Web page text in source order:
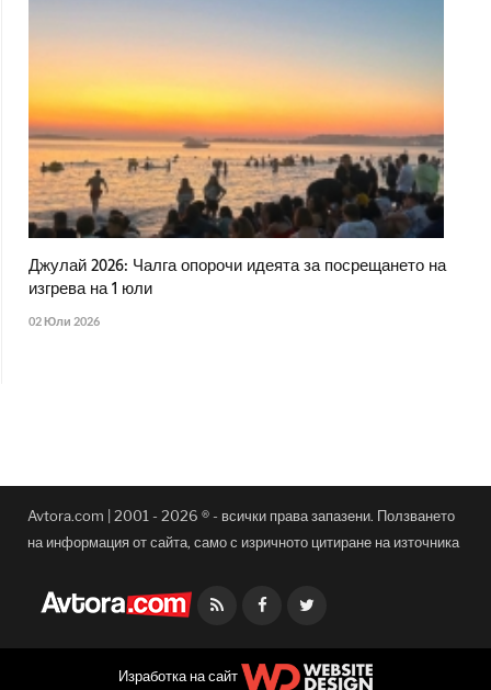
Джулай 2026: Чалга опорочи идеята за посрещането на
изгрева на 1 юли
02 Юли 2026
Avtora.com | 2001 - 2026 ® - всички права запазени. Ползването
на информация от сайта, само с изричното цитиране на източника
Facebook
Изработка на сайт